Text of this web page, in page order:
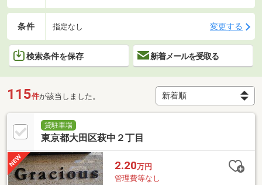
条件 指定なし 変更する
検索条件を保存 新着メールを受取る
115件が該当しました。
貸駐車場
東京都大田区萩中２丁目
2.20万円
管理費等なし